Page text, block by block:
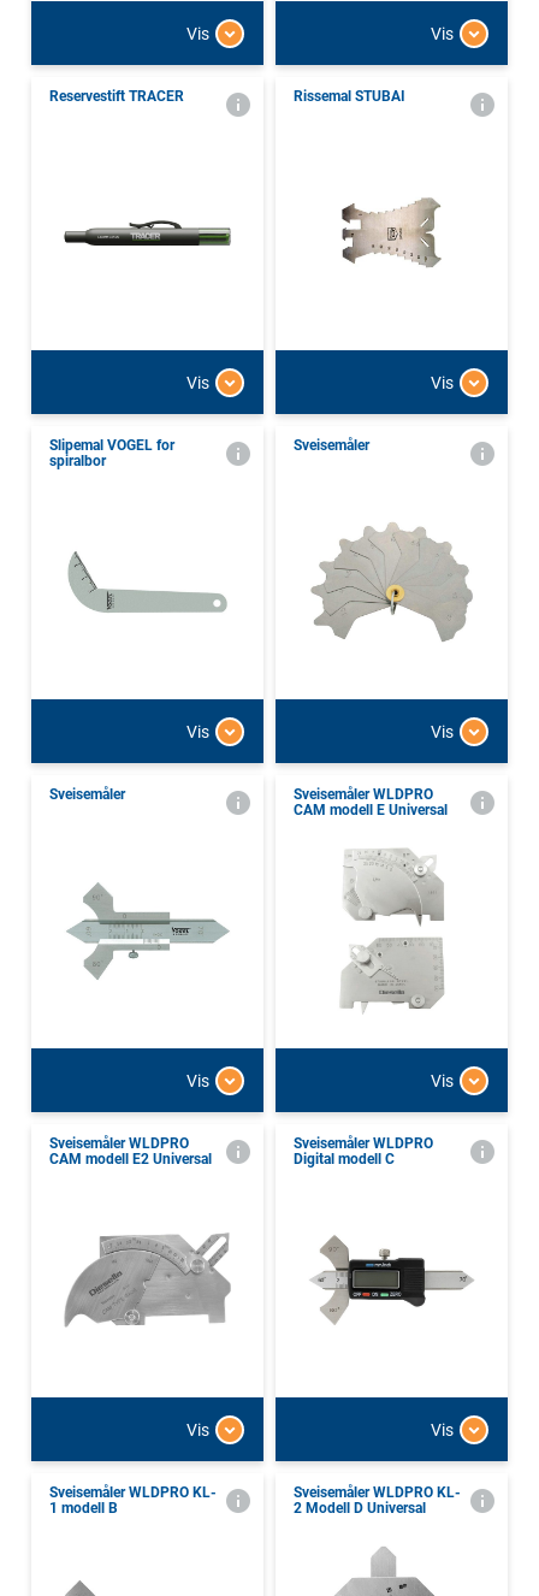
Vis Vis
Reservestift TRACER
Vis
Rissemal STUBAI
Vis
Slipemal VOGEL for
spiralbor
Vis
Sveisemåler
Vis
Sveisemåler
Vis
Sveisemåler WLDPRO
CAM modell E Universal
Vis
Sveisemåler WLDPRO
CAM modell E2 Universal
Vis
Sveisemåler WLDPRO
Digital modell C
Vis
Sveisemåler WLDPRO KL-
1 modell B
Sveisemåler WLDPRO KL-
2 Modell D Universal